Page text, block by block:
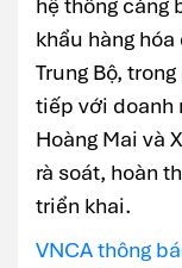
hệ thống cảng
khẩu hàng
Trung Bộ,
tiếp với doanh
Hoàng Mai và
rà soát, hoàn
triển khai.
VNCA thông